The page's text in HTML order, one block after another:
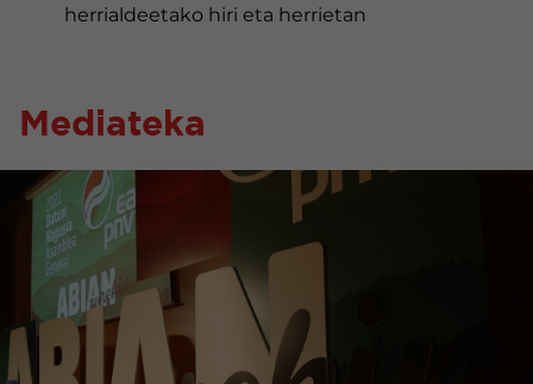
herrialdeetako hiri eta herrietan
Mediateka